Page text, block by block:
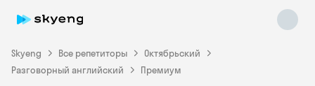
Skyeng Все репетиторы
Октябрьский
Разговорный английский
Премиум